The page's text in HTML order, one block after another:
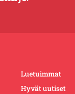
Luetuimmat
Hyvät uutiset